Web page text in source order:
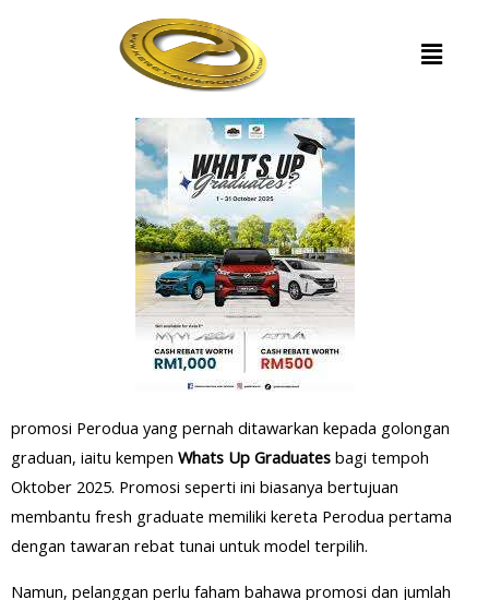
promosi Perodua yang pernah ditawarkan kepada golongan
graduan, iaitu kempen Whats Up Graduates bagi tempoh
Oktober 2025. Promosi seperti ini biasanya bertujuan
membantu fresh graduate memiliki kereta Perodua pertama
dengan tawaran rebat tunai untuk model terpilih.
Namun, pelanggan perlu faham bahawa promosi dan jumlah